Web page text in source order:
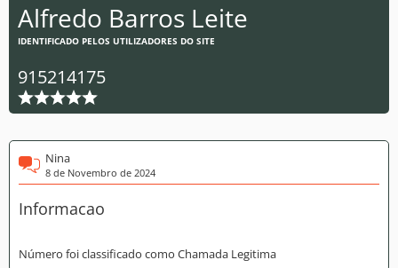
Alfredo Barros Leite
IDENTIFICADO PELOS UTILIZADORES DO SITE
915214175
Nina
8 de Novembro de 2024
Informacao
Número foi classificado como Chamada Legitima